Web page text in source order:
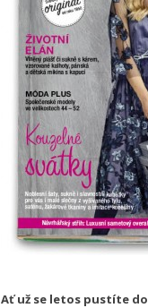
Ať už se letos pustíte